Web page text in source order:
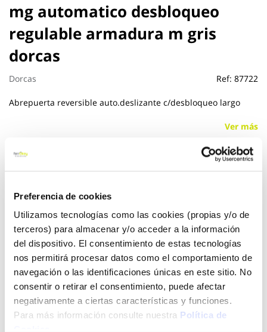
Preferencia de cookies
Utilizamos tecnologías como las cookies (propias y/o de
terceros) para almacenar y/o acceder a la información
del dispositivo. El consentimiento de estas tecnologías
nos permitirá procesar datos como el comportamiento de
navegación o las identificaciones únicas en este sitio. No
consentir o retirar el consentimiento, puede afectar
negativamente a ciertas características y funciones.
Para más información consulte nuestra Política de
mg automatico desbloqueo
regulable armadura m gris
dorcas
Dorcas Ref: 87722
Abrepuerta reversible auto.deslizante c/desbloqueo largo
Ver más
16,00 €
Click&Collect - Recogida gratis
en nuestras tiendas
Envío a domicilio:
5 días hábiles
+ INFO
comienzo
de
la
galería
de